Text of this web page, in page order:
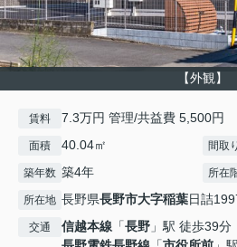
【外観】
賃料 7.3万円 管理/共益費 5,500円
面積 40.04㎡ 間取り
築年数 築4年 所在
所在地 長野県長野市大字稲葉日詰
交通 信越本線 「長野 」駅 徒歩39分